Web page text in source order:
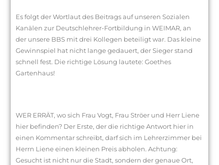
Es folgt der Wortlaut des Beitrags auf unseren Sozialen
Kanälen zur Deutschlehrer-Fortbildung in WEIMAR, an
der unsere BBS mit drei Kollegen beteiligt war. Das kleine
Gewinnspiel hat nicht lange gedauert, der Sieger stand
schnell fest. Die richtige Lösung lautete: Goethes
Gartenhaus!
WER ERRÄT, wo sich Frau Vogt, Frau Ströer und Herr Liene
hier befinden? Der Erste, der die richtige Antwort hier in
einen Kommentar schreibt, darf sich im Lehrerzimmer bei
Herrn Liene einen kleinen Preis abholen. Achtung:
Gesucht ist nicht nur die Stadt, sondern der genaue Ort,